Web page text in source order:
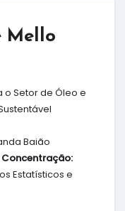
Mello
Setor de Óleo e
Baião
Concentração:
Estatísticos e